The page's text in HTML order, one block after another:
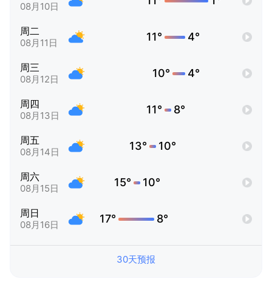
08月10日
周二
08月11日 11° 4°
周三
08月12日 10° 4°
周四
08月13日 11° 8°
周五
08月14日 13° 10°
周六
08月15日 15° 10°
周日
08月16日 17° 8°
30天预报